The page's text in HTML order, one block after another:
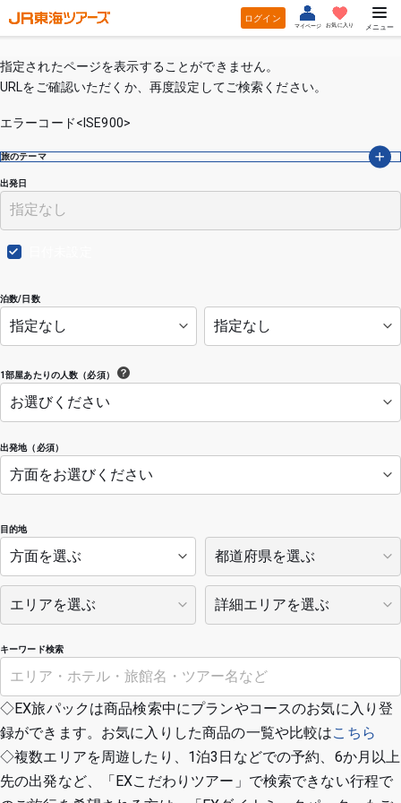
ログイン
マイページ お気に入り メニュー
指定されたページを表示することができません。
URLをご確認いただくか、再度設定してご検索ください。
エラーコード<ISE900>
出発地（必須）
出発日
泊数/日数
1部屋あたりの人数（必須）
目的地
キーワード検索
旅のテーマ
◇EX旅パックは商品検索中にプランやコースのお気に入り登
録ができます。お気に入りした商品の一覧や比較はこちら
◇複数エリアを周遊したり、1泊3日などでの予約、6か月以上
先の出発など、「EXこだわりツアー」で検索できない行程で